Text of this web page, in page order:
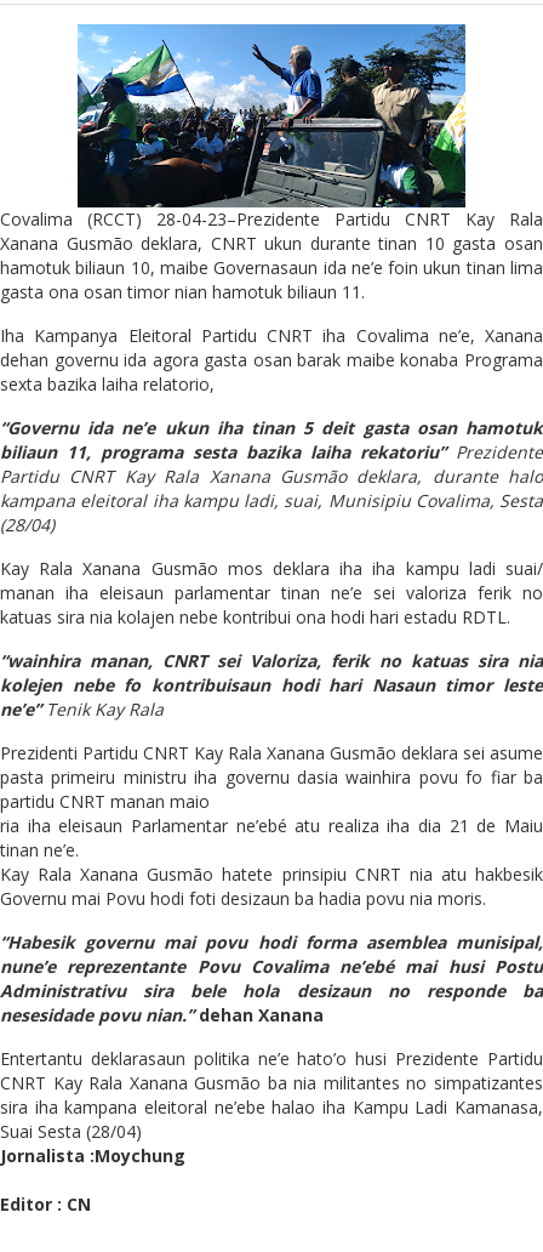
Covalima (RCCT) 28-04-23–Prezidente Partidu CNRT Kay Rala
Xanana Gusmão deklara, CNRT ukun durante tinan 10 gasta osan
hamotuk biliaun 10, maibe Governasaun ida ne’e foin ukun tinan lima
gasta ona osan timor nian hamotuk biliaun 11.
Iha Kampanya Eleitoral Partidu CNRT iha Covalima ne’e, Xanana
dehan governu ida agora gasta osan barak maibe konaba Programa
sexta bazika laiha relatorio,
“Governu ida ne’e ukun iha tinan 5 deit gasta osan hamotuk
biliaun 11, programa sesta bazika laiha rekatoriu”Prezidente
Partidu CNRT Kay Rala Xanana Gusmão deklara, durante halo
kampana eleitoral iha kampu ladi, suai, Munisipiu Covalima, Sesta
(28/04)
Kay Rala Xanana Gusmão mos deklara iha iha kampu ladi suai/
manan iha eleisaun parlamentar tinan ne’e sei valoriza ferik no
katuas sira nia kolajen nebe kontribui ona hodi hari estadu RDTL.
“wainhira manan, CNRT sei Valoriza, ferik no katuas sira nia
kolejen nebe fo kontribuisaun hodi hari Nasaun timor leste
ne’e”Tenik Kay Rala
Prezidenti Partidu CNRT Kay Rala Xanana Gusmão deklara sei asume
pasta primeiru ministru iha governu dasia wainhira povu fo fiar ba
partidu CNRT manan maio
ria iha eleisaun Parlamentar ne’ebé atu realiza iha dia 21 de Maiu
tinan ne’e.
Kay Rala Xanana Gusmão hatete prinsipiu CNRT nia atu hakbesik
Governu mai Povu hodi foti desizaun ba hadia povu nia moris.
“Habesik governu mai povu hodi forma asemblea munisipal,
nune’e reprezentante Povu Covalima ne’ebé mai husi Postu
Administrativu sira bele hola desizaun no responde ba
nesesidade povu nian.”dehan Xanana
Entertantu deklarasaun politika ne’e hato’o husi Prezidente Partidu
CNRT Kay Rala Xanana Gusmão ba nia militantes no simpatizantes
sira iha kampana eleitoral ne’ebe halao iha Kampu Ladi Kamanasa,
Suai Sesta (28/04)
Jornalista :Moychung
Editor : CN